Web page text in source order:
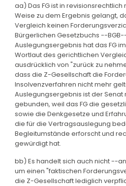
aa) Das FG ist in
Weise zu dem Ergebnis gelangt,
Vergleich keinen
Bürgerlichen Gesetzbuchs --
Auslegungsergebnis hat das FG
Wortlaut des gerichtlichen
ausdrücklich von "zurück zu
dass die Z-Gesellschaft die
Insolvenzverfahren nicht mehr
Auslegungsergebnis ist der Senat
gebunden, weil das FG die
sowie die Denkgesetze und
die für die Vertragsauslegung
Begleitumstände erforscht und
gewürdigt hat.
bb) Es handelt sich auch nicht --
um einen "faktischen
die Z-Gesellschaft lediglich